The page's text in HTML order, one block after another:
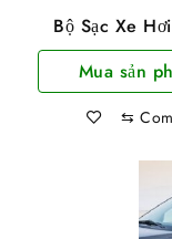
Bộ Sạc Xe
NZ6 PD45W+
Cao Cấp Hỗ
Mua sản
⇆